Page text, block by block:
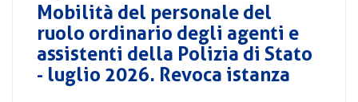
Mobilità del personale del
ruolo ordinario degli agenti e
assistenti della Polizia di Stato
- luglio 2026. Revoca istanza